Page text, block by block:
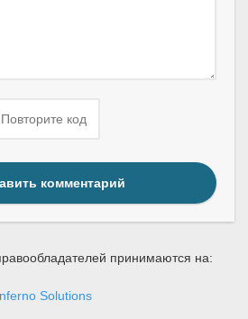
комментарий
принимаются на:
Solutions